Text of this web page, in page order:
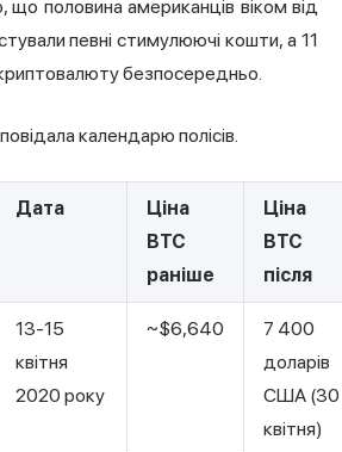
що половина американців віком від
певні стимулюючі кошти, а 11
безпосередньо.
календарю полісів.
Дата
Ціна
BTC
раніше
Ціна
BTC
після
13-15
квітня
2020 року
~$6,640
7 400
доларів
США (30
квітня)